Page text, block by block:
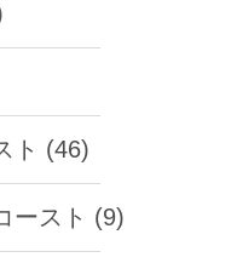
ト (46)
ースト (9)